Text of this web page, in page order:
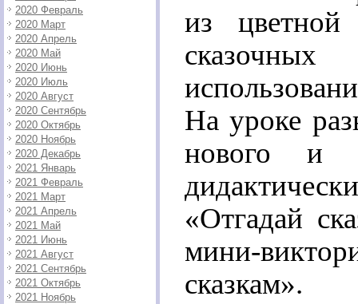
2020 Февраль
2020 Март
2020 Апрель
2020 Май
2020 Июнь
2020 Июль
2020 Август
2020 Сентябрь
2020 Октябрь
2020 Ноябрь
2020 Декабрь
2021 Январь
2021 Февраль
2021 Март
2021 Апрель
2021 Май
2021 Июнь
2021 Август
2021 Сентябрь
2021 Октябрь
2021 Ноябрь
из
На уроке
нового и
«Отгадай
мини-
сказкам».